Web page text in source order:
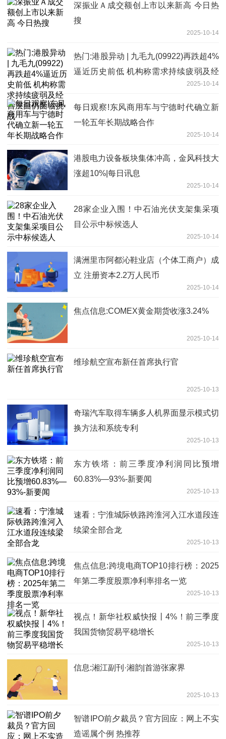
深振业Ａ成交额创上市以来新高 今日热
搜
2025-10-14
热门:港股异动 | 九毛九(09922)再跌超4%
逼近历史前低 机构称需求持续疲弱及经
2025-10-14
每日观察!东风商用车与宁德时代确立新
一轮五年长期战略合作
2025-10-14
港股电力设备板块集体冲高，金风科技大
涨超10%|每日讯息
2025-10-14
28家企业入围！中石油光伏支架集采项
目公示中标候选人
2025-10-14
满洲里市阿都沁鞋业店（个体工商户）成
立 注册资本2.2万人民币
2025-10-14
焦点信息:COMEX黄金期货收涨3.24%
2025-10-14
维珍航空宣布新任首席执行官
2025-10-13
奇瑞汽车取得车辆多人机界面显示模式切
换方法和系统专利
2025-10-13
东方铁塔：前三季度净利润同比预增
60.83%—93%-新要闻
2025-10-13
速看：宁淮城际铁路跨淮河入江水道段连
续梁全部合龙
2025-10-13
焦点信息:跨境电商TOP10排行榜：2025
年第二季度股票净利率排名一览
2025-10-13
视点！新华社权威快报丨4%！前三季度
我国货物贸易平稳增长
2025-10-13
信息:湘江副刊·湘韵|首游张家界
2025-10-13
智谱IPO前夕裁员？官方回应：网上不实
造谣属个例 热推荐